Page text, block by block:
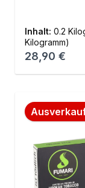
Inhalt: 0.2
Kilogramm)
Regulärer
28,90 €